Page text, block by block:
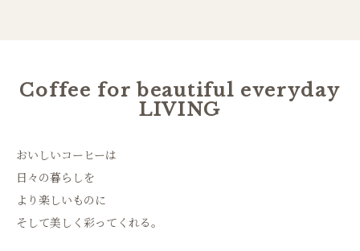
Coffee for beautiful everyday
LIVING
おいしいコーヒーは
日々の暮らしを
より楽しいものに
そして美しく彩ってくれる。